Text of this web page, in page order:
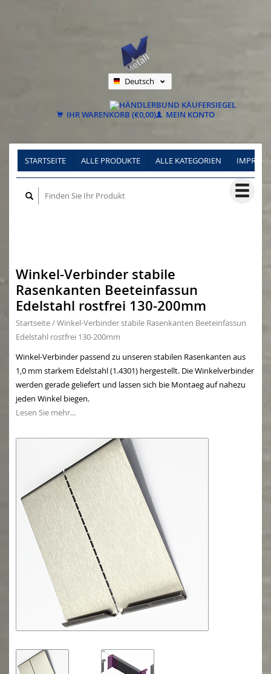
Deutsch
Français
IHR WARENKORB (€0,00) MEIN KONTO
STARTSEITE ALLE PRODUKTE ALLE KATEGORIEN
Winkel-Verbinder stabile
Rasenkanten Beeteinfassun
Edelstahl rostfrei 130-200mm
Startseite/Winkel-Verbinder stabile Rasenkanten Beeteinfassun
Edelstahl rostfrei 130-200mm
Winkel-Verbinder passend zu unseren stabilen Rasenkanten aus
1,0 mm starkem Edelstahl (1.4301) hergestellt. Die Winkelverbinder
werden gerade geliefert und lassen sich bie Montaeg auf nahezu
jeden Winkel biegen.
Lesen Sie mehr...